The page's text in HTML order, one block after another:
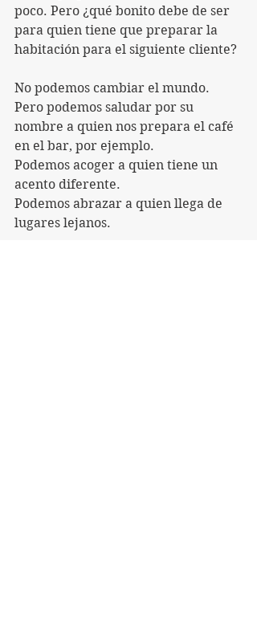
poco. Pero ¿qué bonito debe de ser
para quien tiene que preparar la
habitación para el siguiente cliente?
No podemos cambiar el mundo.
Pero podemos saludar por su
nombre a quien nos prepara el café
en el bar, por ejemplo.
Podemos acoger a quien tiene un
acento diferente.
Podemos abrazar a quien llega de
lugares lejanos.